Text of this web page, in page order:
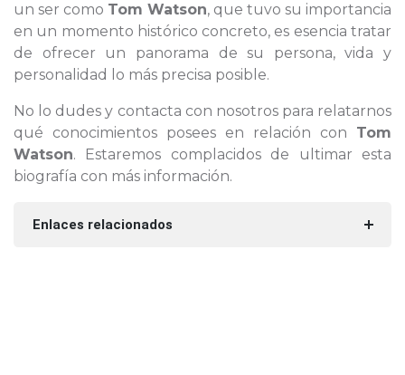
un ser como Tom Watson, que tuvo su importancia
en un momento histórico concreto, es esencia tratar
de ofrecer un panorama de su persona, vida y
personalidad lo más precisa posible.
No lo dudes y contacta con nosotros para relatarnos
qué conocimientos posees en relación con Tom
Watson. Estaremos complacidos de ultimar esta
biografía con más información.
Enlaces relacionados